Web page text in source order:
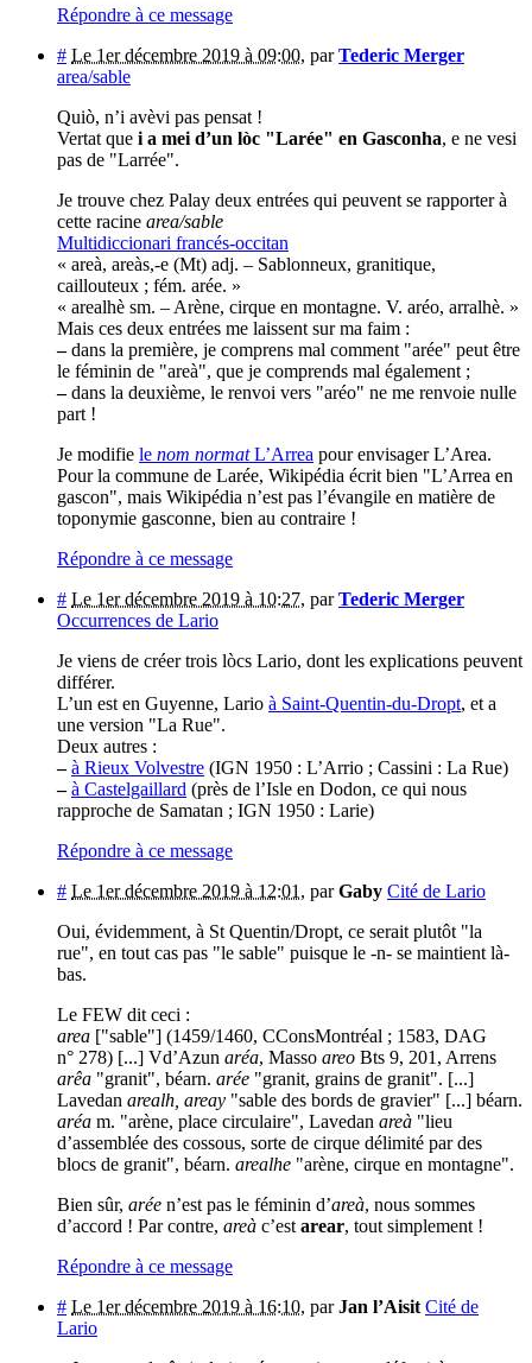
Répondre à ce message
# Le 1er décembre 2019 à 09:00, parTederic Merger
area/sable
Quiò, n’i avèvi pas pensat !
Vertat que i a mei d’un lòc "Larée" en Gasconha, e ne vesi
pas de "Larrée".
Je trouve chez Palay deux entrées qui peuvent se rapporter à
cette racine area/sable
Multidiccionari francés-occitan
« areà, areàs,-e (Mt) adj. – Sablonneux, granitique,
caillouteux ; fém. arée. »
« arealhè sm. – Arène, cirque en montagne. V. aréo, arralhè. »
Mais ces deux entrées me laissent sur ma faim :
–dans la première, je comprens mal comment "arée" peut être
le féminin de "areà", que je comprends mal également ;
–dans la deuxième, le renvoi vers "aréo" ne me renvoie nulle
part !
Je modifie le nom normatL’Arrea pour envisager L’Area.
Pour la commune de Larée, Wikipédia écrit bien "L’Arrea en
gascon", mais Wikipédia n’est pas l’évangile en matière de
toponymie gasconne, bien au contraire !
Répondre à ce message
# Le 1er décembre 2019 à 10:27, parTederic Merger
Occurrences de Lario
Je viens de créer trois lòcs Lario, dont les explications peuvent
différer.
L’un est en Guyenne, Lario à Saint-Quentin-du-Dropt, et a
une version "La Rue".
Deux autres :
– à Rieux Volvestre (IGN 1950 : L’Arrio ; Cassini : La Rue)
– à Castelgaillard (près de l’Isle en Dodon, ce qui nous
rapproche de Samatan ; IGN 1950 : Larie)
Répondre à ce message
# Le 1er décembre 2019 à 12:01 , parGaby Cité de Lario
Oui, évidemment, à St Quentin/Dropt, ce serait plutôt "la
rue", en tout cas pas "le sable" puisque le -n- se maintient là-
bas.
Le FEW dit ceci :
area ["sable"] (1459/1460, CConsMontréal ; 1583, DAG
n° 278) [...] Vd’Azun aréa, Masso areo Bts 9, 201, Arrens
arêa "granit", béarn. arée "granit, grains de granit". [...]
Lavedan arealh, areay "sable des bords de gravier" [...] béarn.
aréa m. "arène, place circulaire", Lavedan areà "lieu
d’assemblée des cossous, sorte de cirque délimité par des
blocs de granit", béarn. arealhe "arène, cirque en montagne".
Bien sûr, arée n’est pas le féminin d’areà, nous sommes
d’accord ! Par contre, areà c’est arear, tout simplement !
Répondre à ce message
# Le 1er décembre 2019 à 16:10, parJan l’Aisit Cité de
Lario